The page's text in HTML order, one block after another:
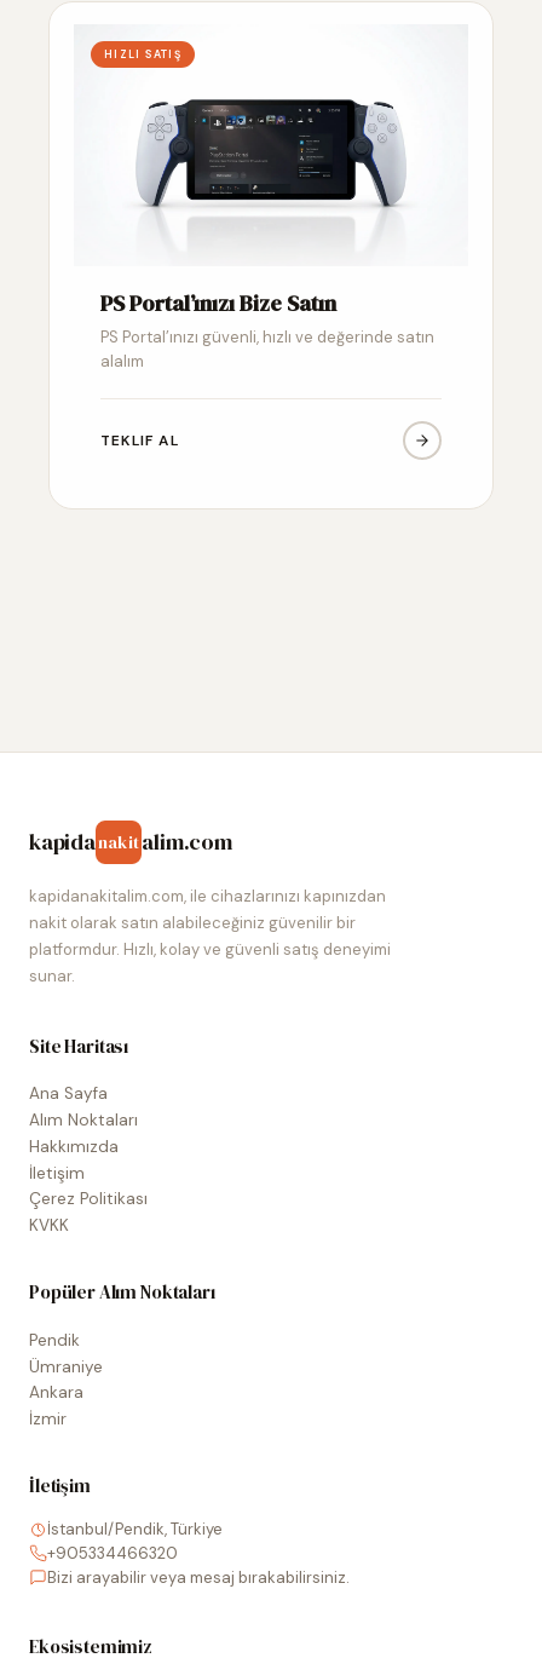
HIZLI SATIŞ
PS Portal’ınızı Bize Satın
PS Portal’ınızı güvenli, hızlı ve değerinde satın
alalım
TEKLIF AL
kapidanakitalim.com
kapidanakitalim.com, ile cihazlarınızı kapınızdan
nakit olarak satın alabileceğiniz güvenilir bir
platformdur. Hızlı, kolay ve güvenli satış deneyimi
sunar.
Site Haritası
Ana Sayfa
Alım Noktaları
Hakkımızda
İletişim
Çerez Politikası
KVKK
Popüler Alım Noktaları
Pendik
Ümraniye
Ankara
İzmir
İletişim
İstanbul/Pendik, Türkiye
+905334466320
Bizi arayabilir veya mesaj bırakabilirsiniz.
Ekosistemimiz